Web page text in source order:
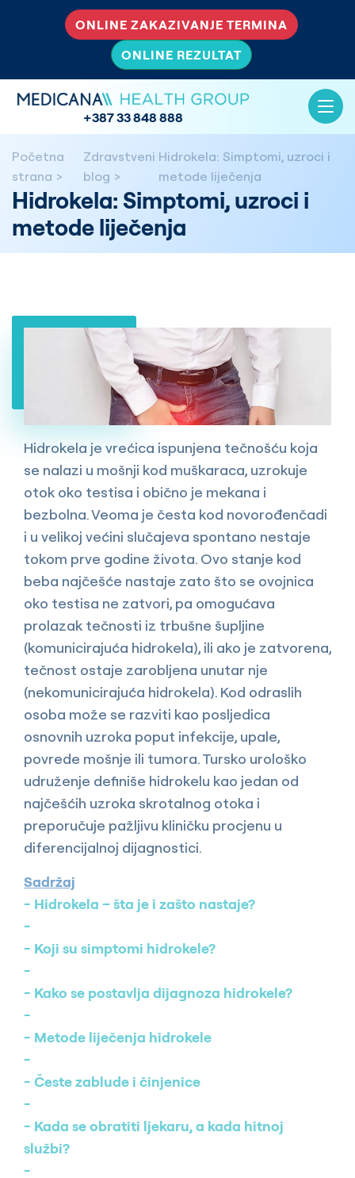
ONLINE ZAKAZIVANJE TERMINA
ONLINE REZULTAT
+387 33 848 888
Početna
strana
Zdravstveni
blog
Hidrokela: Simptomi, uzroci i
metode liječenja
Hidrokela: Simptomi, uzroci i
metode liječenja
Hidrokela je vrećica ispunjena tečnošću koja
se nalazi u mošnji kod muškaraca, uzrokuje
otok oko testisa i obično je mekana i
bezbolna. Veoma je česta kod novorođenčadi
i u velikoj većini slučajeva spontano nestaje
tokom prve godine života. Ovo stanje kod
beba najčešće nastaje zato što se ovojnica
oko testisa ne zatvori, pa omogućava
prolazak tečnosti iz trbušne šupljine
(komunicirajuća hidrokela), ili ako je zatvorena,
tečnost ostaje zarobljena unutar nje
(nekomunicirajuća hidrokela). Kod odraslih
osoba može se razviti kao posljedica
osnovnih uzroka poput infekcije, upale,
povrede mošnje ili tumora. Tursko urološko
udruženje definiše hidrokelu kao jedan od
najčešćih uzroka skrotalnog otoka i
preporučuje pažljivu kliničku procjenu u
diferencijalnoj dijagnostici.
Sadržaj
Hidrokela – šta je i zašto nastaje?
Koji su simptomi hidrokele?
Kako se postavlja dijagnoza hidrokele?
Metode liječenja hidrokele
Česte zablude i činjenice
Kada se obratiti ljekaru, a kada hitnoj
službi?